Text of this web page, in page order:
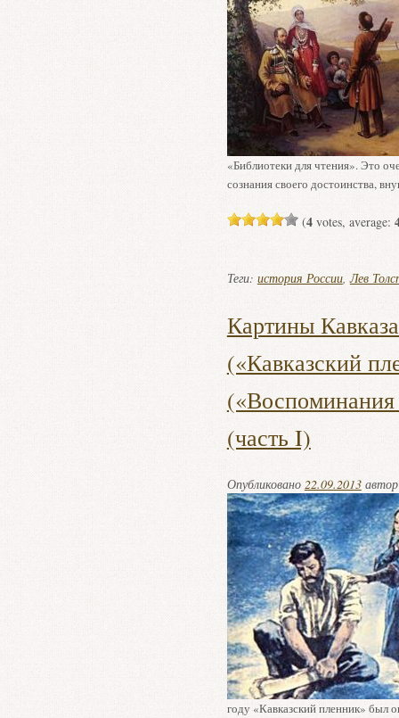
«Библиотеки для чтения». Это
сознания своего достоинства,
(4votes, average:
Теги: история России,Лев
Картины
(«Кавказский
(«Воспоминания
(часть I)
Опубликовано 22.09.2013
году «Кавказский пленник» был